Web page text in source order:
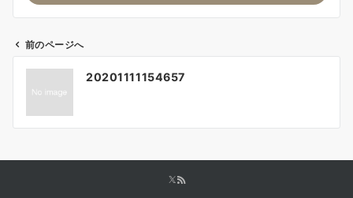
ビ
ー
前のページへ
20201111154657